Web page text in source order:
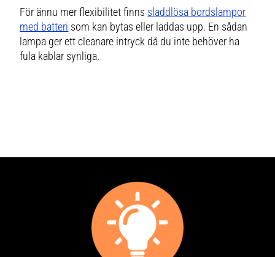
Strömbrytare på ledningen: Enkel
och bekväm användning i
vardagen Ett stämningsfullt
element i alla rum lampans runda
form och vridna glasmönster
För ännu mer flexibilitet finns sladdlösa bordslampor
med batteri som kan bytas eller laddas upp. En sådan
lampa ger ettcleanare intryck då du inte behöver ha
fula kablar synliga.